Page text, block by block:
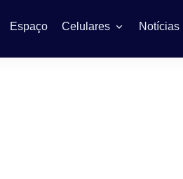
Espaço Celulares Notícias